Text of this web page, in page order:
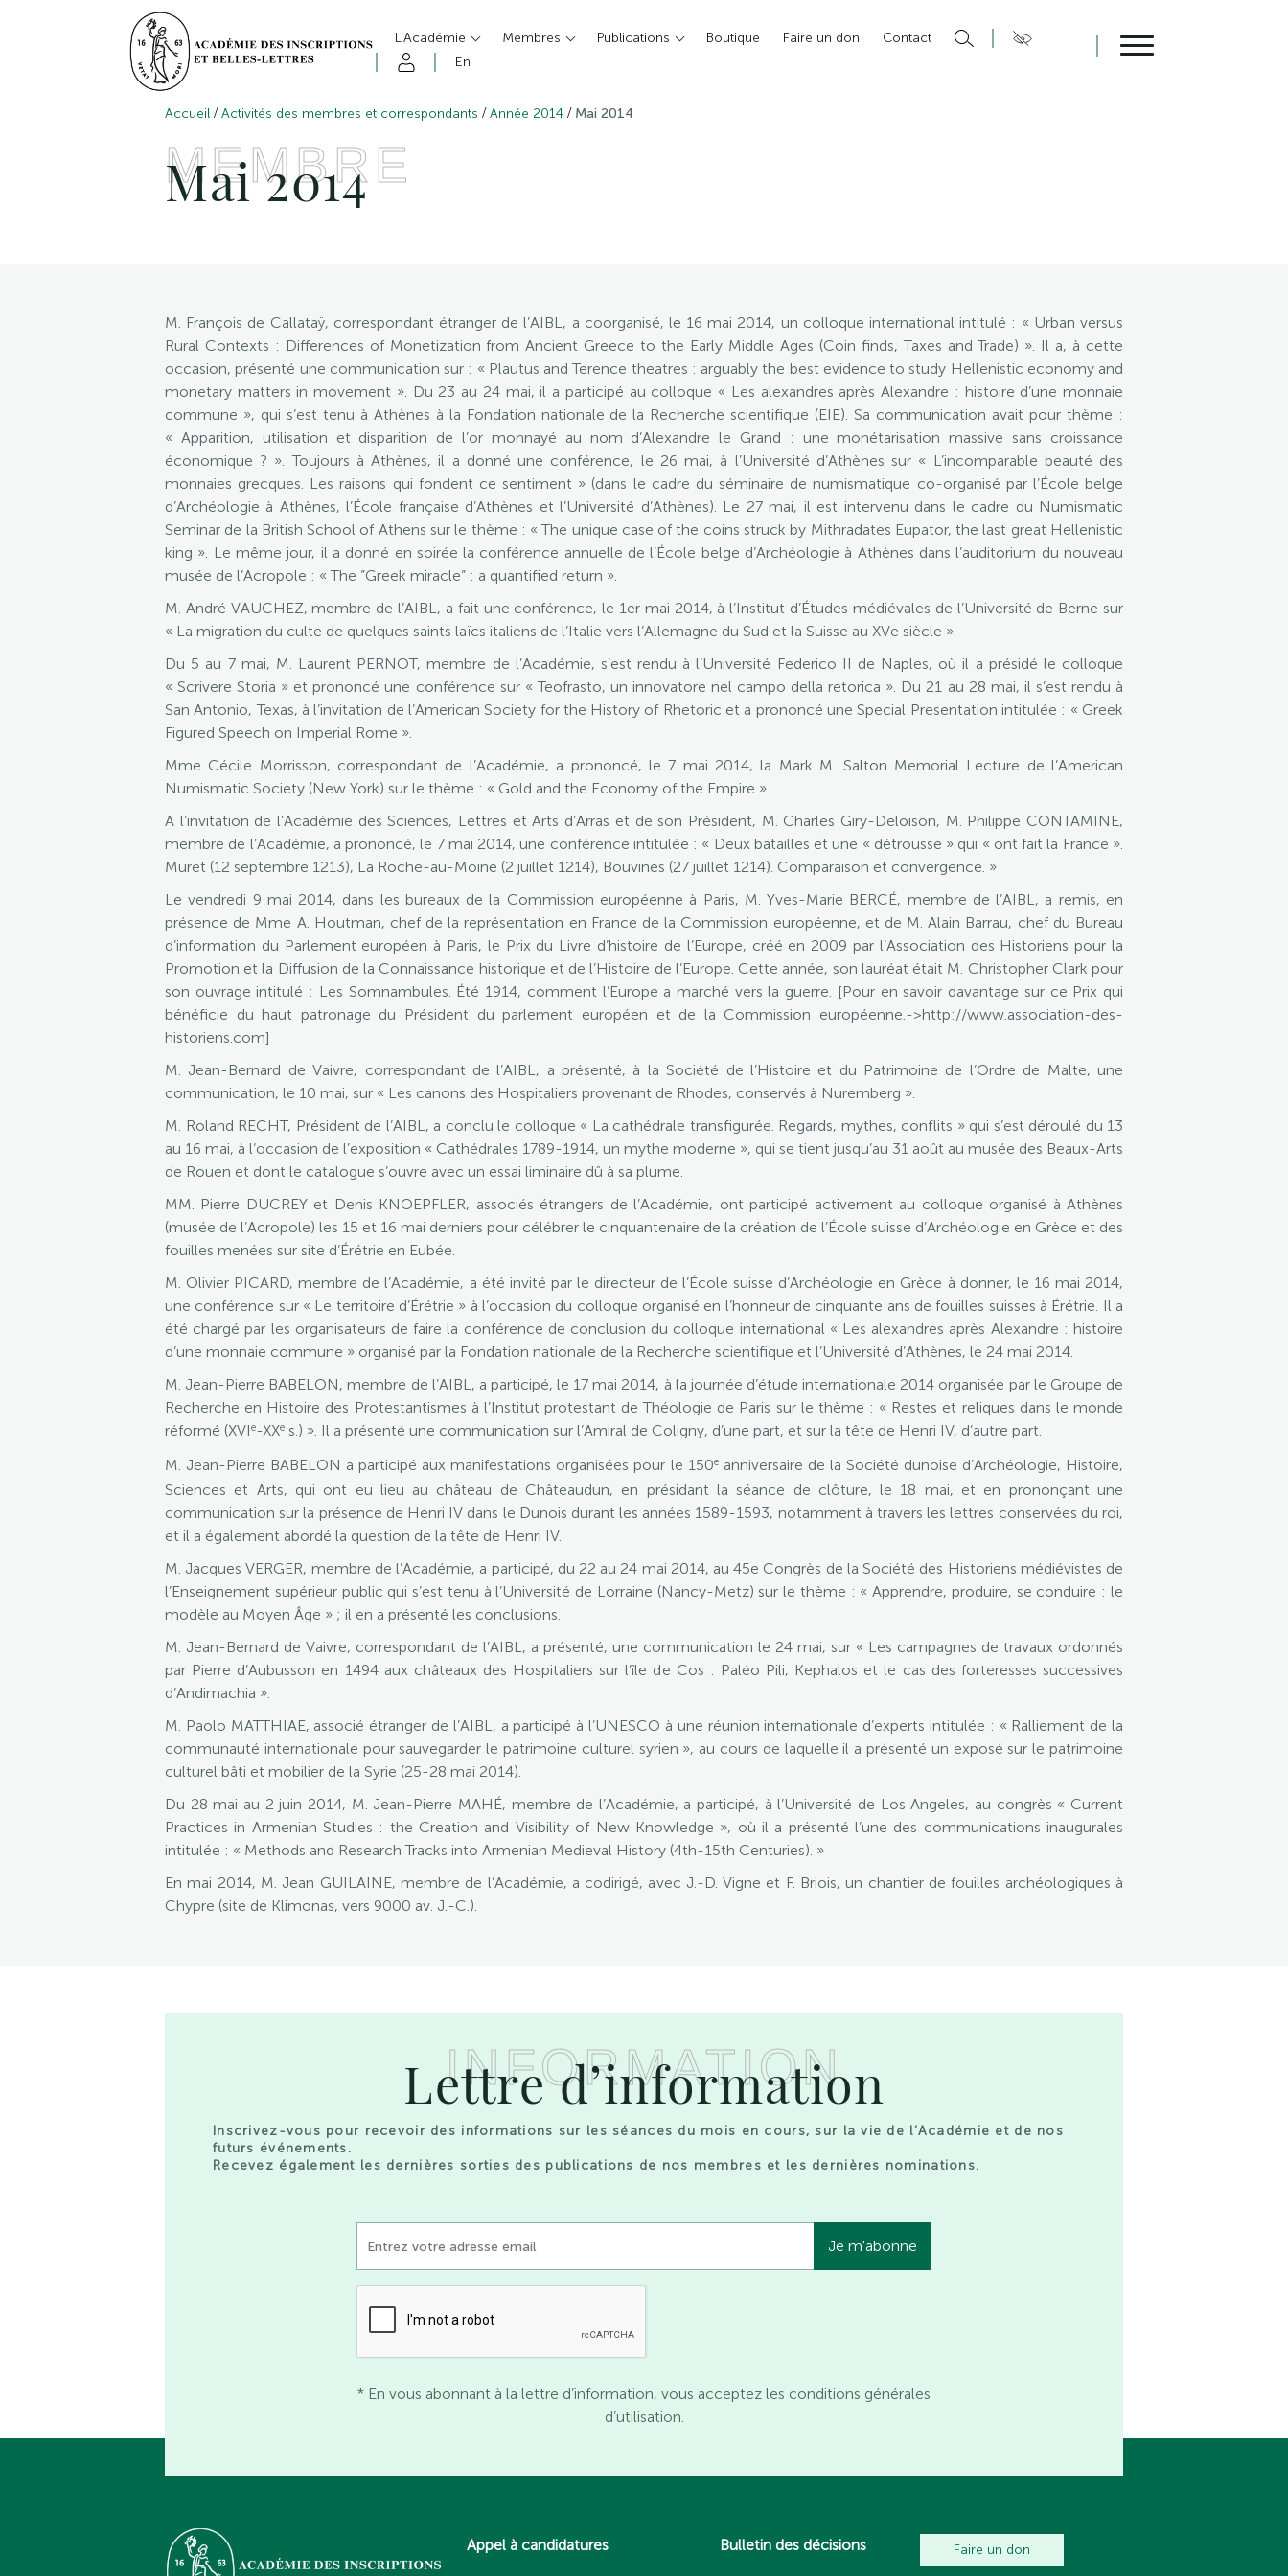
L’Académie Membres Publications Boutique Faire un don
Contact
En
Accueil /Activités des membres et correspondants /Année 2014 / Mai 2014
MEMBRE
Mai 2014
M. François de Callataÿ, correspondant étranger de l’AIBL, a coorganisé, le 16 mai 2014, un colloque international intitulé : « Urban versus
Rural Contexts : Differences of Monetization from Ancient Greece to the Early Middle Ages (Coin finds, Taxes and Trade) ». Il a, à cette
occasion, présenté une communication sur : « Plautus and Terence theatres : arguably the best evidence to study Hellenistic economy and
monetary matters in movement ». Du 23 au 24 mai, il a participé au colloque « Les alexandres après Alexandre : histoire d’une monnaie
commune », qui s’est tenu à Athènes à la Fondation nationale de la Recherche scientifique (EIE). Sa communication avait pour thème :
« Apparition, utilisation et disparition de l’or monnayé au nom d’Alexandre le Grand : une monétarisation massive sans croissance
économique ? ». Toujours à Athènes, il a donné une conférence, le 26 mai, à l’Université d’Athènes sur « L’incomparable beauté des
monnaies grecques. Les raisons qui fondent ce sentiment » (dans le cadre du séminaire de numismatique co-organisé par l’École belge
d’Archéologie à Athènes, l’École française d’Athènes et l’Université d’Athènes). Le 27 mai, il est intervenu dans le cadre du Numismatic
Seminar de la British School of Athens sur le thème : « The unique case of the coins struck by Mithradates Eupator, the last great Hellenistic
king ». Le même jour, il a donné en soirée la conférence annuelle de l’École belge d’Archéologie à Athènes dans l’auditorium du nouveau
musée de l’Acropole : « The ”Greek miracle” : a quantified return ».
M. André VAUCHEZ, membre de l’AIBL, a fait une conférence, le 1er mai 2014, à l’Institut d’Études médiévales de l’Université de Berne sur
« La migration du culte de quelques saints laïcs italiens de l’Italie vers l’Allemagne du Sud et la Suisse au XVe siècle ».
Du 5 au 7 mai, M. Laurent PERNOT, membre de l’Académie, s’est rendu à l’Université Federico II de Naples, où il a présidé le colloque
« Scrivere Storia » et prononcé une conférence sur « Teofrasto, un innovatore nel campo della retorica ». Du 21 au 28 mai, il s’est rendu à
San Antonio, Texas, à l’invitation de l’American Society for the History of Rhetoric et a prononcé une Special Presentation intitulée : « Greek
Figured Speech on Imperial Rome ».
Mme Cécile Morrisson, correspondant de l’Académie, a prononcé, le 7 mai 2014, la Mark M. Salton Memorial Lecture de l’American
Numismatic Society (New York) sur le thème : « Gold and the Economy of the Empire ».
A l’invitation de l’Académie des Sciences, Lettres et Arts d’Arras et de son Président, M. Charles Giry-Deloison, M. Philippe CONTAMINE,
membre de l’Académie, a prononcé, le 7 mai 2014, une conférence intitulée : « Deux batailles et une « détrousse » qui « ont fait la France ».
Muret (12 septembre 1213), La Roche-au-Moine (2 juillet 1214), Bouvines (27 juillet 1214). Comparaison et convergence. »
Le vendredi 9 mai 2014, dans les bureaux de la Commission européenne à Paris, M. Yves-Marie BERCÉ, membre de l’AIBL, a remis, en
présence de Mme A. Houtman, chef de la représentation en France de la Commission européenne, et de M. Alain Barrau, chef du Bureau
d’information du Parlement européen à Paris, le Prix du Livre d’histoire de l’Europe, créé en 2009 par l’Association des Historiens pour la
Promotion et la Diffusion de la Connaissance historique et de l’Histoire de l’Europe. Cette année, son lauréat était M. Christopher Clark pour
son ouvrage intitulé : Les Somnambules. Été 1914, comment l’Europe a marché vers la guerre. [Pour en savoir davantage sur ce Prix qui
bénéficie du haut patronage du Président du parlement européen et de la Commission européenne.->http://www.association-des-
historiens.com]
M. Jean-Bernard de Vaivre, correspondant de l’AIBL, a présenté, à la Société de l’Histoire et du Patrimoine de l’Ordre de Malte, une
communication, le 10 mai, sur « Les canons des Hospitaliers provenant de Rhodes, conservés à Nuremberg ».
M. Roland RECHT, Président de l’AIBL, a conclu le colloque « La cathédrale transfigurée. Regards, mythes, conflits » qui s’est déroulé du 13
au 16 mai, à l‘occasion de l’exposition « Cathédrales 1789-1914, un mythe moderne », qui se tient jusqu’au 31 août au musée des Beaux-Arts
de Rouen et dont le catalogue s’ouvre avec un essai liminaire dû à sa plume.
MM. Pierre DUCREY et Denis KNOEPFLER, associés étrangers de l’Académie, ont participé activement au colloque organisé à Athènes
(musée de l’Acropole) les 15 et 16 mai derniers pour célébrer le cinquantenaire de la création de l’École suisse d’Archéologie en Grèce et des
fouilles menées sur site d’Érétrie en Eubée.
M. Olivier PICARD, membre de l’Académie, a été invité par le directeur de l’École suisse d’Archéologie en Grèce à donner, le 16 mai 2014,
une conférence sur « Le territoire d’Érétrie » à l’occasion du colloque organisé en l’honneur de cinquante ans de fouilles suisses à Érétrie. Il a
été chargé par les organisateurs de faire la conférence de conclusion du colloque international « Les alexandres après Alexandre : histoire
d’une monnaie commune » organisé par la Fondation nationale de la Recherche scientifique et l’Université d’Athènes, le 24 mai 2014.
M. Jean-Pierre BABELON, membre de l’AIBL, a participé, le 17 mai 2014, à la journée d’étude internationale 2014 organisée par le Groupe de
Recherche en Histoire des Protestantismes à l’Institut protestant de Théologie de Paris sur le thème : « Restes et reliques dans le monde
réformé (XVIe-XXe s.) ». Il a présenté une communication sur l’Amiral de Coligny, d’une part, et sur la tête de Henri IV, d’autre part.
M. Jean-Pierre BABELON a participé aux manifestations organisées pour le 150eanniversaire de la Société dunoise d’Archéologie, Histoire,
Sciences et Arts, qui ont eu lieu au château de Châteaudun, en présidant la séance de clôture, le 18 mai, et en prononçant une
communication sur la présence de Henri IV dans le Dunois durant les années 1589-1593, notamment à travers les lettres conservées du roi,
et il a également abordé la question de la tête de Henri IV.
M. Jacques VERGER, membre de l’Académie, a participé, du 22 au 24 mai 2014, au 45e Congrès de la Société des Historiens médiévistes de
l’Enseignement supérieur public qui s’est tenu à l’Université de Lorraine (Nancy-Metz) sur le thème : « Apprendre, produire, se conduire : le
modèle au Moyen Âge » ; il en a présenté les conclusions.
M. Jean-Bernard de Vaivre, correspondant de l’AIBL, a présenté, une communication le 24 mai, sur « Les campagnes de travaux ordonnés
par Pierre d’Aubusson en 1494 aux châteaux des Hospitaliers sur l’île de Cos : Paléo Pili, Kephalos et le cas des forteresses successives
d’Andimachia ».
M. Paolo MATTHIAE, associé étranger de l’AIBL, a participé à l’UNESCO à une réunion internationale d’experts intitulée : « Ralliement de la
communauté internationale pour sauvegarder le patrimoine culturel syrien », au cours de laquelle il a présenté un exposé sur le patrimoine
culturel bâti et mobilier de la Syrie (25-28 mai 2014).
Du 28 mai au 2 juin 2014, M. Jean-Pierre MAHÉ, membre de l’Académie, a participé, à l’Université de Los Angeles, au congrès « Current
Practices in Armenian Studies : the Creation and Visibility of New Knowledge », où il a présenté l’une des communications inaugurales
intitulée : « Methods and Research Tracks into Armenian Medieval History (4th-15th Centuries). »
En mai 2014, M. Jean GUILAINE, membre de l’Académie, a codirigé, avec J.-D. Vigne et F. Briois, un chantier de fouilles archéologiques à
Chypre (site de Klimonas, vers 9000 av. J.-C.).
INFORMATION
Lettre d’information
Inscrivez-vous pour recevoir des informations sur les séances du mois en cours, sur la vie de l’Académie et de nos
futurs événements.
Recevez également les dernières sorties des publications de nos membres et les dernières nominations.
* En vous abonnant à la lettre d’information, vous acceptez les conditions générales
d’utilisation.
Appel à candidatures Bulletin des décisions Faire un don